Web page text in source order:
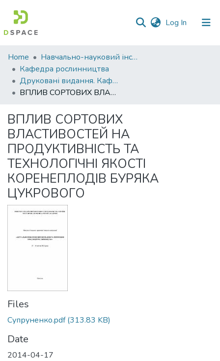
Log In (current)
Communities
&
Collections
All of DSpace
Statistics
Home
Навчально-науковий інститут агротехнологій, селекції та екології
Кафедра рослинництва
Друковані видання. Кафедра рослинництва
ВПЛИВ СОРТОВИХ ВЛАСТИВОСТЕЙ НА ПРОДУКТИВНІСТЬ ТА ТЕХНОЛОГІЧНІ ЯКОСТІ КОРЕНЕПЛОДІВ БУРЯКА ЦУКРОВОГО
ВПЛИВ СОРТОВИХ
ВЛАСТИВОСТЕЙ НА
ПРОДУКТИВНІСТЬ ТА
ТЕХНОЛОГІЧНІ ЯКОСТІ
КОРЕНЕПЛОДІВ БУРЯКА
ЦУКРОВОГО
Files
Супруненко.pdf(313.83 KB)
Date
2014-04-17